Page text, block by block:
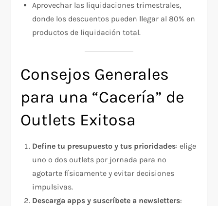
Aprovechar las liquidaciones trimestrales,
donde los descuentos pueden llegar al 80% en
productos de liquidación total.
Consejos Generales
para una “Cacería” de
Outlets Exitosa
Define tu presupuesto y tus prioridades: elige
uno o dos outlets por jornada para no
agotarte físicamente y evitar decisiones
impulsivas.
Descarga apps y suscríbete a newsletters: